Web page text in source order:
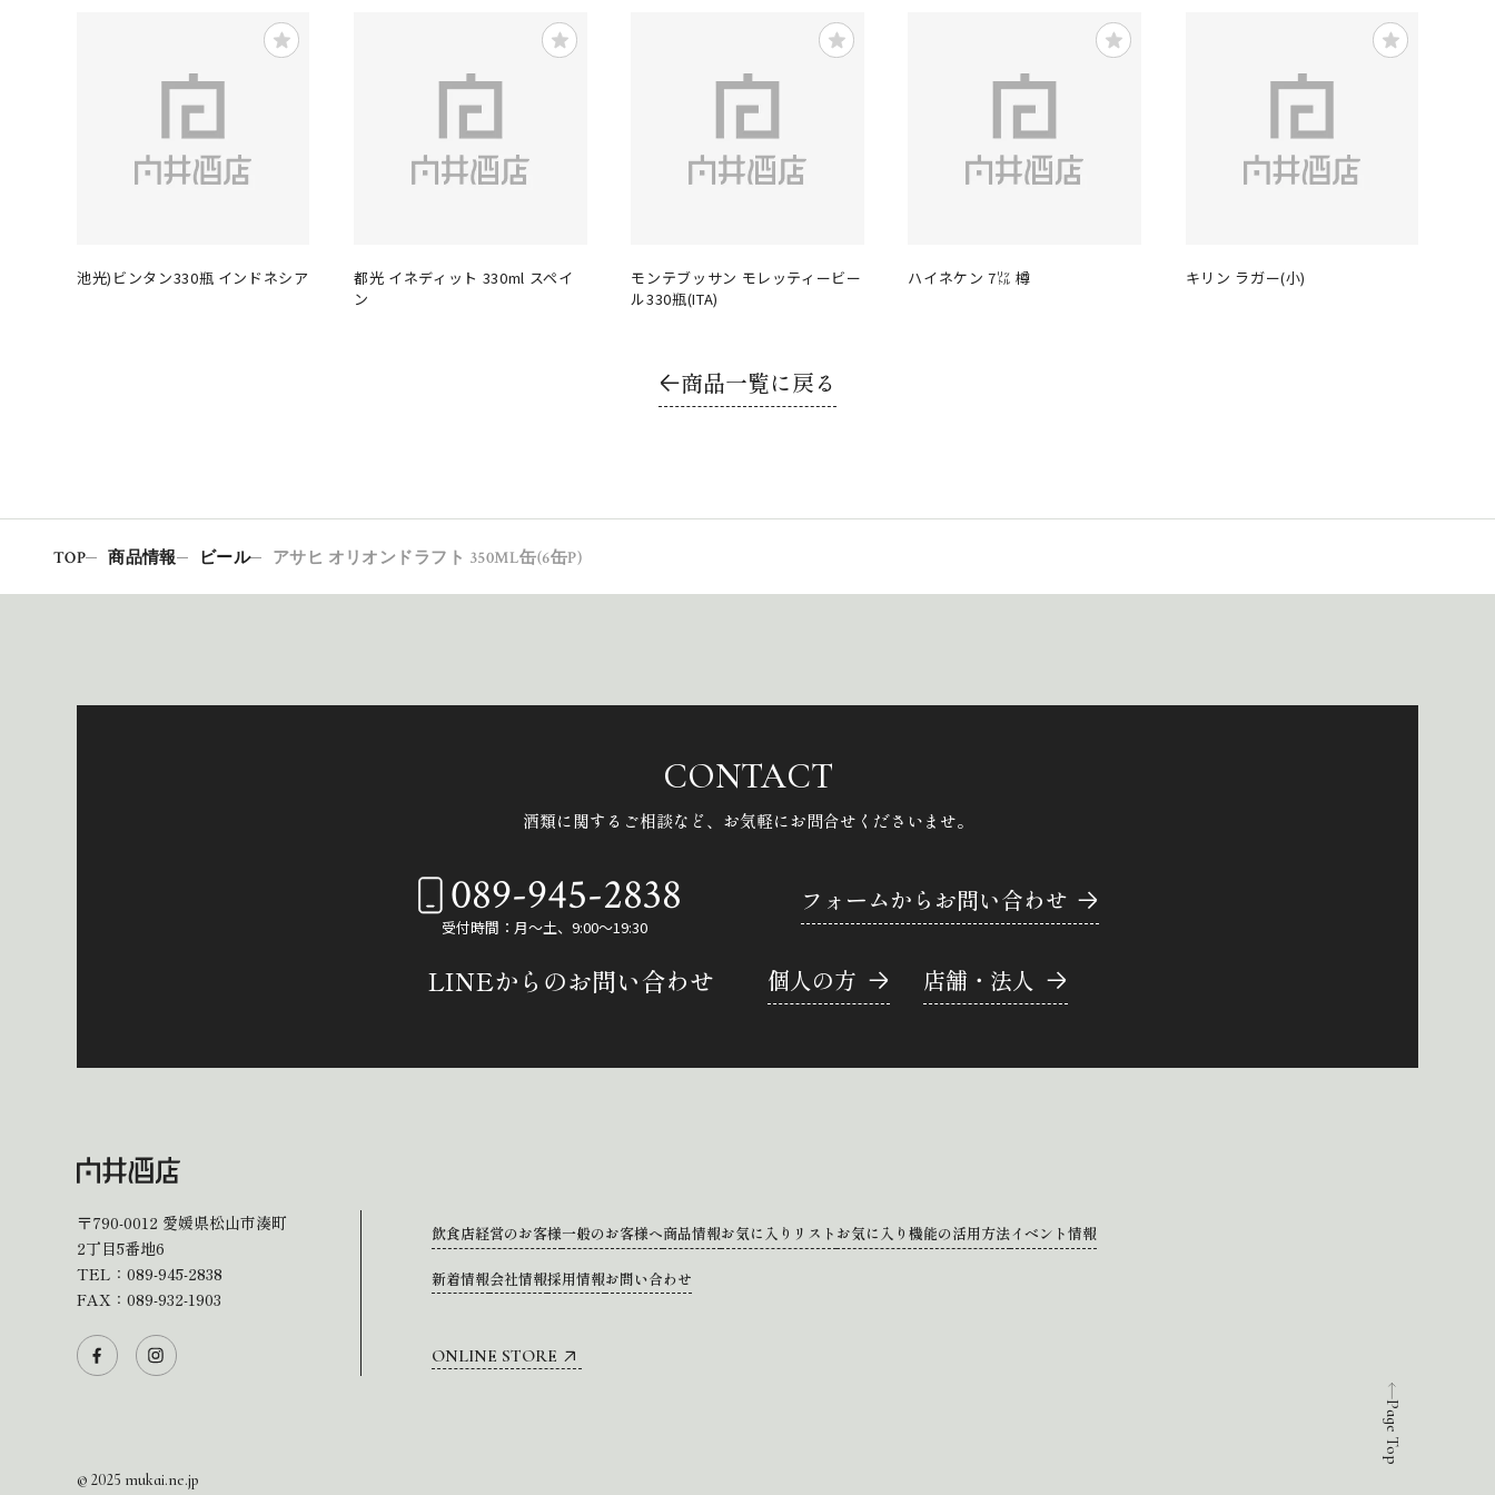
池光)ビンタン330瓶 インドネシア
都光 イネディット 330ml スペイ
ン
モンテブッサン モレッティービー
ル330瓶(ITA)
ハイネケン 7㍑ 樽 キリン ラガー(小)
商品一覧に戻る
TOP 商品情報 ビール アサヒ オリオンドラフト 350ML缶(6缶P)
Page Top
CONTACT
酒類に関するご相談など、 お気軽にお問合せくださいませ。
089-945-2838
受付時間：月～土、9:00～19:30
フォームからお問い合わせ
LINEからのお問い合わせ 個人の方 店舗・法人
〒790-0012 愛媛県松山市湊町
2丁目5番地6
TEL： 089-945-2838
FAX：089-932-1903
飲食店経営のお客様一般のお客様へ商品情報お気に入りリスト お気に入り機能の活用方法イベント情報
新着情報会社情報採用情報お問い合わせ
ONLINE STORE
© 2025 mukai.ne.jp